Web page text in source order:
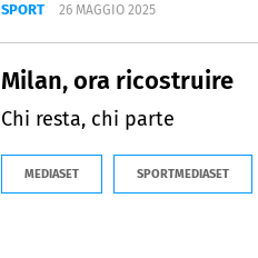
SPORT 26 MAGGIO 2025
Milan, ora ricostruire
Chi resta, chi parte
MEDIASET SPORTMEDIASET